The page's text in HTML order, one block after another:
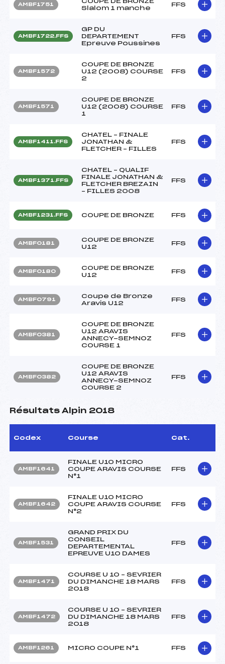
AMBF1751
Slalom 1 manche
FFS
AMBF1722.FFS
GP DU
DEPARTEMENT
Epreuve Poussines
FFS
AMBF1572
COUPE DE BRONZE
U12 (2008) COURSE
2
FFS
AMBF1571
COUPE DE BRONZE
U12 (2008) COURSE
1
FFS
AMBF1411.FFS
CHATEL – FINALE
JONATHAN &
FLETCHER – FILLES
FFS
AMBF1371.FFS
CHATEL – QUALIF
FINALE JONATHAN &
FLETCHER BREZAIN
– FILLES 2008
FFS
AMBF1231.FFS COUPE DE BRONZE FFS
AMBF0181
COUPE DE BRONZE
U12
FFS
AMBF0180
COUPE DE BRONZE
U12
FFS
AMBF0791
Coupe de Bronze
Aravis U12
FFS
AMBF0381
COUPE DE BRONZE
U12 ARAVIS
ANNECY-SEMNOZ
COURSE 1
FFS
AMBF0382
COUPE DE BRONZE
U12 ARAVIS
ANNECY-SEMNOZ
COURSE 2
FFS
Résultats Alpin 2018
Codex Course Cat.
AMBF1641
FINALE U10 MICRO
COUPE ARAVIS COURSE
N°1
FFS
AMBF1642
FINALE U10 MICRO
COUPE ARAVIS COURSE
N°2
FFS
AMBF1531
GRAND PRIX DU
CONSEIL
DEPARTEMENTAL
EPREUVE U10 DAMES
FFS
AMBF1471
COURSE U 10 – SEVRIER
DU DIMANCHE 18 MARS
2018
FFS
AMBF1472
COURSE U 10 – SEVRIER
DU DIMANCHE 18 MARS
2018
FFS
AMBF1261 MICRO COUPE N°1 FFS